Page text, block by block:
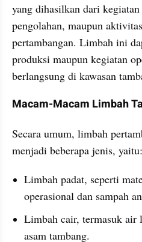
yang dihasilkan dari
pengolahan, maupun
pertambangan. Limbah ini
produksi maupun kegiatan
berlangsung di kawasan
Macam-Macam Limbah
Secara umum, limbah
menjadi beberapa jenis, yaitu:
Limbah padat, seperti
operasional dan sampah
Limbah cair, termasuk air
asam tambang.